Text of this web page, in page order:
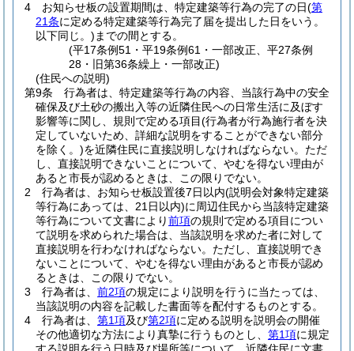
4
お知らせ板の設置期間は、特定建築等行為の完了の日(第
21条に定める特定建築等行為完了届を提出した日をいう。
以下同じ。) までの間とする。
(平17条例51・平19条例61・一部改正、平27条例
28・旧第36条繰上・一部改正)
(住民への説明)
第9条
行為者は、特定建築等行為の内容、当該行為中の安全
確保及び土砂の搬出入等の近隣住民への日常生活に及ぼす
影響等に関し、規則で定める項目(行為者が行為施行者を決
定していないため、詳細な説明をすることができない部分
を除く。)を近隣住民に直接説明しなければならない。 ただ
し、直接説明できないことについて、やむを得ない理由が
あると市長が認めるときは、この限りでない。
2
行為者は、お知らせ板設置後7日以内(説明会対象特定建築
等行為にあっては、21日以内)に周辺住民から当該特定建築
等行為について文書により前項の規則で定める項目につい
て説明を求められた場合は、当該説明を求めた者に対して
直接説明を行わなければならない。 ただし、直接説明でき
ないことについて、やむを得ない理由があると市長が認め
るときは、この限りでない。
3
行為者は、 前2項の規定により説明を行うに当たっては、
当該説明の内容を記載した書面等を配付するものとする。
4
行為者は、 第1項及び第2項に定める説明を説明会の開催
その他適切な方法により真摯に行うものとし、 第1項に規定